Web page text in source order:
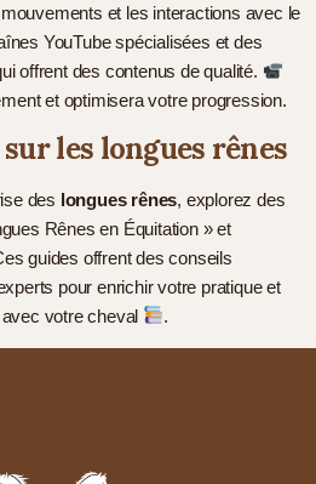
et les interactions avec le
YouTube spécialisées et des
offrent des contenus de qualité.
et optimisera votre progression.
les longues rênes
des longues rênes, explorez des
Rênes en Équitation » et
guides offrent des conseils
pour enrichir votre pratique et
votre cheval
.